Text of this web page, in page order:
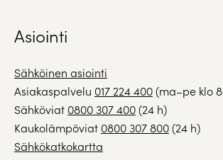
Asiointi
Sähköinen asiointi
Asiakaspalvelu 017 224 400(ma–pe klo
Sähköviat 0800 307 400(24 h)
Kaukolämpöviat 0800 307 800(24 h)
Sähkökatkokartta